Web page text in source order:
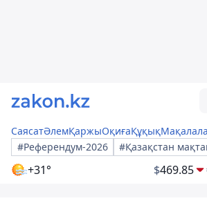
СаясатӘлемҚаржыОқиғаҚұқық
#Референдум-2026
#Қазақстан
+31° $469.85